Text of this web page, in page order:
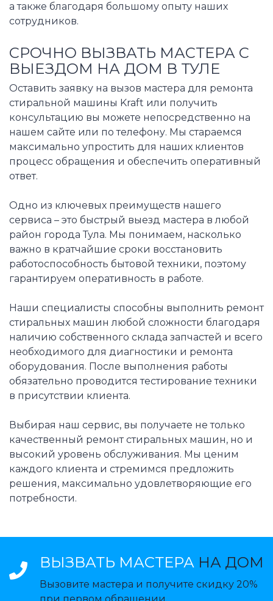
а также благодаря большому опыту наших
сотрудников.
СРОЧНО ВЫЗВАТЬ МАСТЕРА С
ВЫЕЗДОМ НА ДОМ В ТУЛЕ
Оставить заявку на вызов мастера для ремонта
стиральной машины Kraft или получить
консультацию вы можете непосредственно на
нашем сайте или по телефону. Мы стараемся
максимально упростить для наших клиентов
процесс обращения и обеспечить оперативный
ответ.
Одно из ключевых преимуществ нашего
сервиса – это быстрый выезд мастера в любой
район города Тула. Мы понимаем, насколько
важно в кратчайшие сроки восстановить
работоспособность бытовой техники, поэтому
гарантируем оперативность в работе.
Наши специалисты способны выполнить ремонт
стиральных машин любой сложности благодаря
наличию собственного склада запчастей и всего
необходимого для диагностики и ремонта
оборудования. После выполнения работы
обязательно проводится тестирование техники
в присутствии клиента.
Выбирая наш сервис, вы получаете не только
качественный ремонт стиральных машин, но и
высокий уровень обслуживания. Мы ценим
каждого клиента и стремимся предложить
решения, максимально удовлетворяющие его
потребности.
ВЫЗВАТЬ МАСТЕРА НА ДОМ
Вызовите мастера и получите скидку 20%